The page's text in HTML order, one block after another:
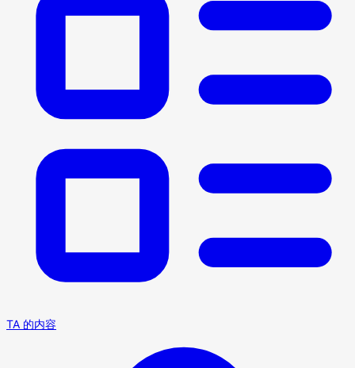
TA 的内容